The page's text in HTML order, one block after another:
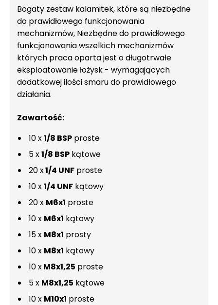
Bogaty zestaw kalamitek, które są niezbędne
do prawidłowego funkcjonowania
mechanizmów, Niezbędne do prawidłowego
funkcjonowania wszelkich mechanizmów
których praca oparta jest o długotrwałe
eksploatowanie łożysk - wymagających
dodatkowej ilości smaru do prawidłowego
działania.
Zawartość:
10 x1/8 BSP proste
5 x1/8 BSP kątowe
20 x1/4 UNF proste
10 x1/4 UNF kątowy
20 x M6x1 proste
10 x M6x1 kątowy
15 x M8x1 prosty
10 x M8x1 kątowy
10 xM8x1,25 proste
5 x M8x1,25 kątowe
10 x M10x1 proste